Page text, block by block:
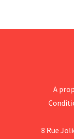
A
8 Rue